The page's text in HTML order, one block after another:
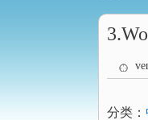
分类：